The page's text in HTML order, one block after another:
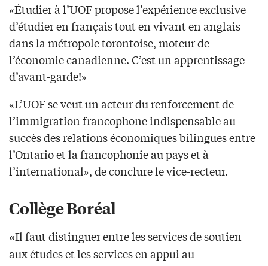
«Étudier à l’UOF propose l’expérience exclusive
d’étudier en français tout en vivant en anglais
dans la métropole torontoise, moteur de
l’économie canadienne. C’est un apprentissage
d’avant-garde!»
«L’UOF se veut un acteur du renforcement de
l’immigration francophone indispensable au
succès des relations économiques bilingues entre
l’Ontario et la francophonie au pays et à
l’international», de conclure le vice-recteur.
Collège Boréal
«Il faut distinguer entre les services de soutien
aux études et les services en appui au